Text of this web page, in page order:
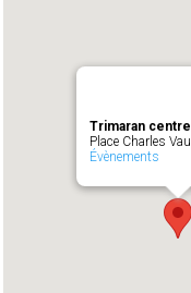
Trimaran
Place Charles
Évènements